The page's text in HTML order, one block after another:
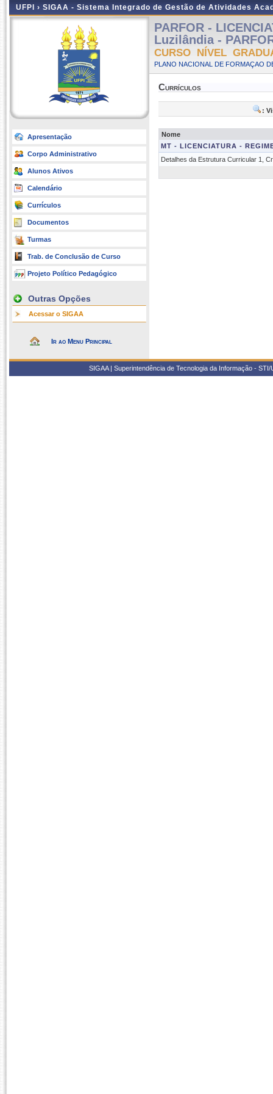
UFPI › SIGAA - Sistema Integrado de Gestão de Atividades
Apresentação
Corpo Administrativo
Alunos Ativos
Calendário
Currículos
Documentos
Turmas
Trab. de Conclusão de Curso
Projeto Político Pedagógico
Outras Opções
Acessar o SIGAA
Ir ao Menu Principal
PARFOR -
Luzilândia -
CURSO NÍVEL
PLANO NACIONAL DE FORMAÇAO
Currículos
:
Nome
MT - LICENCIATURA -
Detalhes da Estrutura Curricular 1,
SIGAA | Superintendência de Tecnologia da Informação -